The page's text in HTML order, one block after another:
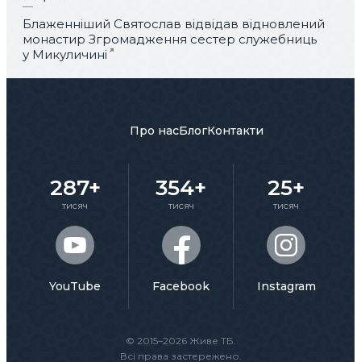
Блаженніший Святослав відвідав відновлений
монастир Згромадження сестер служебниць
у Микуличині
© 2015–2026 Живе ТБ.
Всі права застережено.
Про насБлогКонтакти
287+
тисяч
YouTube
354+
тисяч
Facebook
25+
тисяч
Instagram